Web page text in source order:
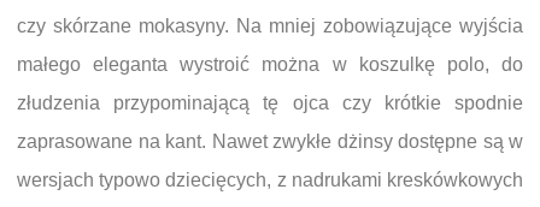
czy skórzane mokasyny. Na mniej zobowiązujące wyjścia
małego eleganta wystroić można w koszulkę polo, do
złudzenia przypominającą tę ojca czy krótkie spodnie
zaprasowane na kant. Nawet zwykłe dżinsy dostępne są w
wersjach typowo dziecięcych, z nadrukami kreskówkowych